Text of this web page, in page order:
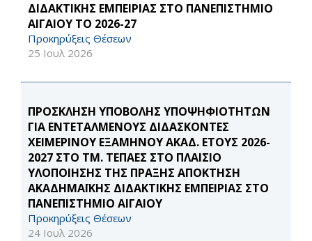
ΔΙΔΑΚΤΙΚΗΣ ΕΜΠΕΙΡΙΑΣ ΣΤΟ ΠΑΝΕΠΙΣΤΗΜΙΟ
ΑΙΓΑΙΟΥ ΤΟ 2026-27
Προκηρύξεις Θέσεων
25 Ιουλ 2026
ΠΡΟΣΚΛΗΣΗ ΥΠΟΒΟΛΗΣ ΥΠΟΨΗΦΙΟΤΗΤΩΝ
ΓΙΑ ΕΝΤΕΤΑΛΜΕΝΟΥΣ ΔΙΔΑΣΚΟΝΤΕΣ
ΧΕΙΜΕΡΙΝΟΥ ΕΞΑΜΗΝΟΥ ΑΚΑΔ. ΕΤΟΥΣ 2026-
2027 ΣΤΟ ΤΜ. ΤΕΠΑΕΣ ΣΤΟ ΠΛΑΙΣΙΟ
ΥΛΟΠΟΙΗΣΗΣ ΤΗΣ ΠΡΑΞΗΣ ΑΠΟΚΤΗΣΗ
ΑΚΑΔΗΜΑΪΚΗΣ ΔΙΔΑΚΤΙΚΗΣ ΕΜΠΕΙΡΙΑΣ ΣΤΟ
ΠΑΝΕΠΙΣΤΗΜΙΟ ΑΙΓΑΙΟΥ
Προκηρύξεις Θέσεων
24 Ιουλ 2026